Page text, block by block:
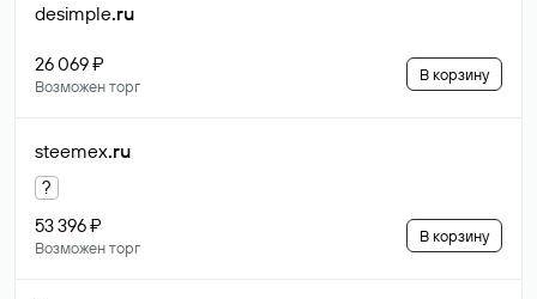
desimple.ru
26 069 ₽
Возможен торг
В корзину
steemex.ru
?
53 396 ₽
Возможен торг
В корзину